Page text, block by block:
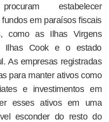
estabelecer
em paraísos fiscais
como as Ilhas Virgens
Ilhas Cook e o estado
As empresas registradas
para manter ativos como
e investimentos em
esses ativos em uma
esconder do resto do